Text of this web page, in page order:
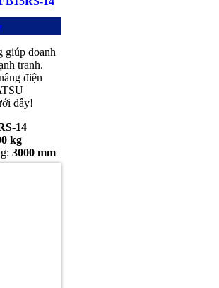
giúp doanh
tranh.
điện
đây!
14
kg
3000 mm